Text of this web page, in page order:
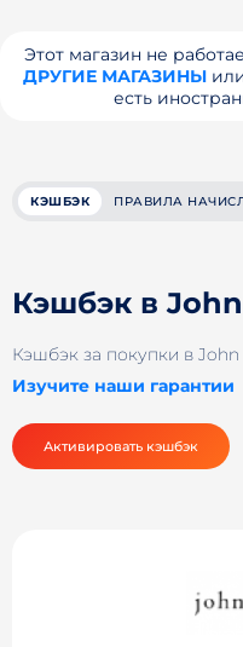
Этот магазин не
ДРУГИЕ МАГАЗИНЫ
есть
КЭШБЭК ПРАВИЛА
Кэшбэк в
Кэшбэк за покупки в John
Изучите наши гарантии
Активировать кэшбэк